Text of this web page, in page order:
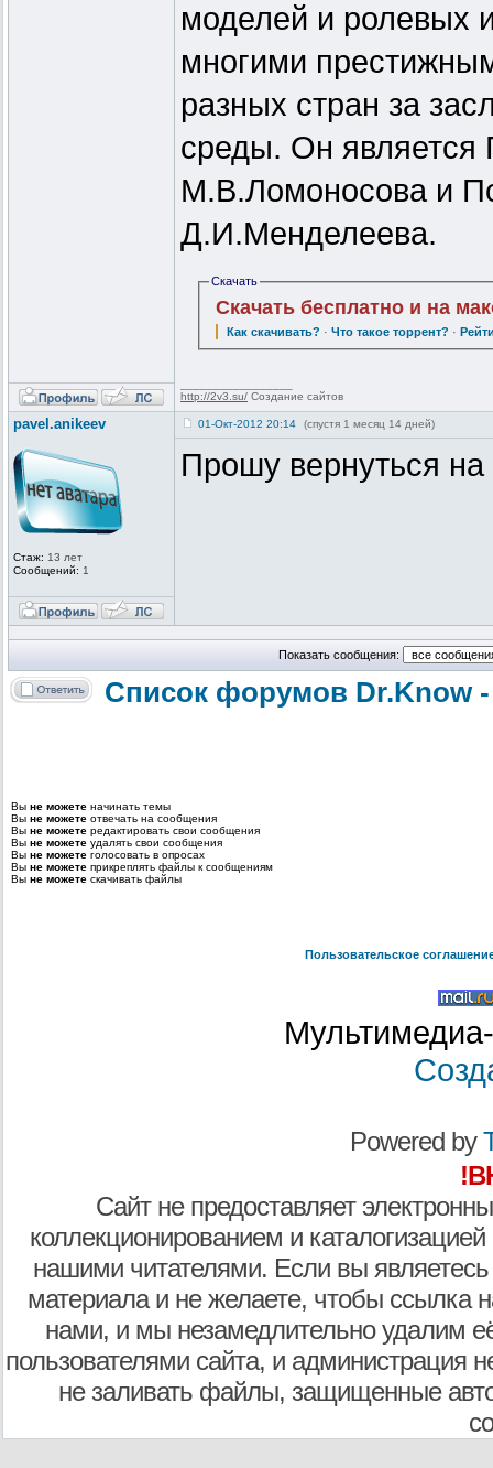
моделей и ролевых
многими
разных стран за
среды. Он
М.В.Ломоносова и
Д.И.Менделеева.
Скачать
Скачать бесплатно и на
Как скачивать? ·Что такое торрент? ·
http://2v3.su/ Создание сайтов
pavel.anikeev
Стаж: 13 лет
Сообщений: 1
01-Окт-2012 20:14 (спустя 1 месяц 14 дней)
Прошу вернуться на
Показать сообщения:
Список форумов Dr.Know
Вы не можете начинать темы
Вы не можете отвечать на сообщения
Вы не можете редактировать свои сообщения
Вы не можете удалять свои сообщения
Вы не можете голосовать в опросах
Вы не можете прикреплять файлы к сообщениям
Вы не можете скачивать файлы
Пользовательское
Powered by
Сайт не предоставляет
коллекционированием и
нашими читателями. Если вы являетесь
материала и не желаете, чтобы ссылка
нами, и мы незамедлительно удалим
пользователями сайта, и администрация
не заливать файлы, защищенные